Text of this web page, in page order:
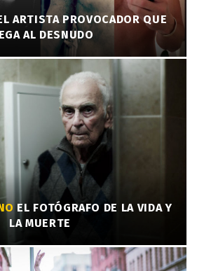
ARTISTA PROVOCADOR QUE
AL DESNUDO
EL FOTÓGRAFO DE LA VIDA Y
LA MUERTE